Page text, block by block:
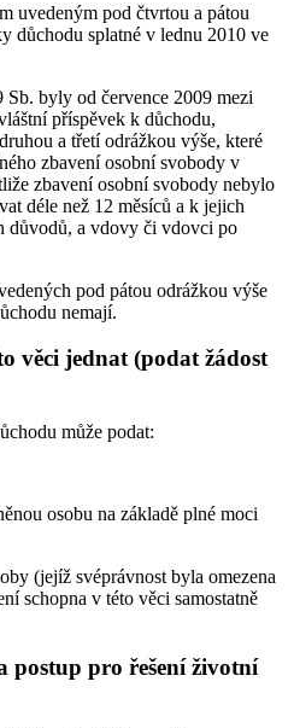
uvedeným pod čtvrtou a pátou
důchodu splatné v lednu 2010 ve
byly od července 2009 mezi
příspěvek k důchodu,
a třetí odrážkou výše, které
zbavení osobní svobody v
zbavení osobní svobody nebylo
déle než 12 měsíců a k jejich
důvodů, a vdovy či vdovci po
pod pátou odrážkou výše
nemají.
věci jednat (podat žádost
může podat:
osobu na základě plné moci
(jejíž svéprávnost byla omezena
schopna v této věci samostatně
postup pro řešení životní